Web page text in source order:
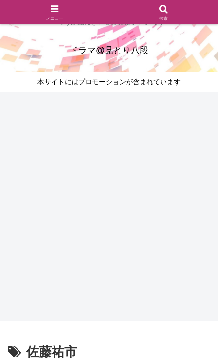
ドラマのシーンとセリフを切り取ったあらすじレビュー(復習ネタ
バレ)と感想を中心としたブログです
ドラマ@見とり八段
本サイトにはプロモーションが含まれています
佐藤祐市
メニュー 検索